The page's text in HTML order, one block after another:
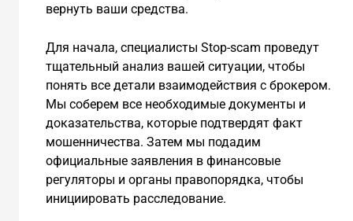
вернуть ваши средства.
Для начала, специалисты Stop-scam проведут
тщательный анализ вашей ситуации, чтобы
понять все детали взаимодействия с брокером.
Мы соберем все необходимые документы и
доказательства, которые подтвердят факт
мошенничества. Затем мы подадим
официальные заявления в финансовые
регуляторы и органы правопорядка, чтобы
инициировать расследование.